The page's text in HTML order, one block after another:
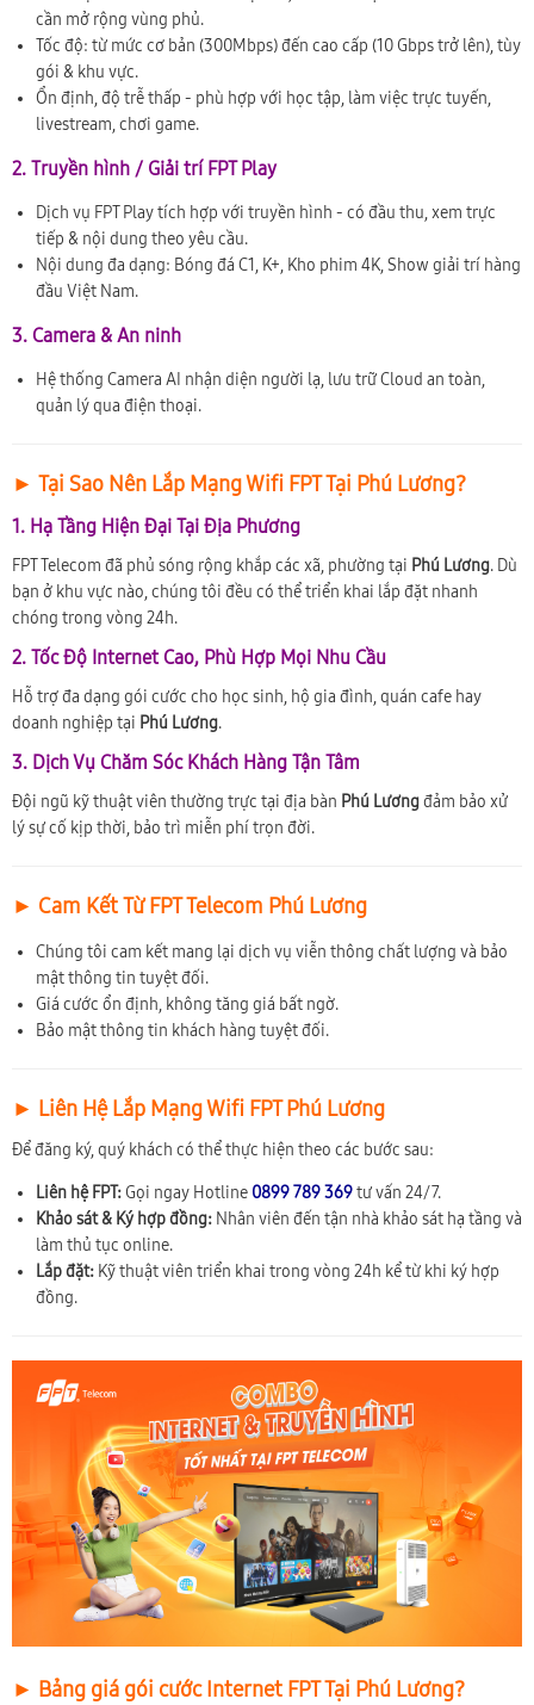
cần mở rộng vùng phủ.
Tốc độ: từ mức cơ bản (300Mbps) đến cao cấp (10 Gbps trở lên), tùy
gói & khu vực.
Ổn định, độ trễ thấp - phù hợp với học tập, làm việc trực tuyến,
livestream, chơi game.
2. Truyền hình / Giải trí FPT Play
Dịch vụ FPT Play tích hợp với truyền hình - có đầu thu, xem trực
tiếp & nội dung theo yêu cầu.
Nội dung đa dạng: Bóng đá C1, K+, Kho phim 4K, Show giải trí hàng
đầu Việt Nam.
3. Camera & An ninh
Hệ thống Camera AI nhận diện người lạ, lưu trữ Cloud an toàn,
quản lý qua điện thoại.
► Tại Sao Nên Lắp Mạng Wifi FPT Tại Phú Lương?
1. Hạ Tầng Hiện Đại Tại Địa Phương
FPT Telecom đã phủ sóng rộng khắp các xã, phường tại Phú Lương. Dù
bạn ở khu vực nào, chúng tôi đều có thể triển khai lắp đặt nhanh
chóng trong vòng 24h.
2. Tốc Độ Internet Cao, Phù Hợp Mọi Nhu Cầu
Hỗ trợ đa dạng gói cước cho học sinh, hộ gia đình, quán cafe hay
doanh nghiệp tại Phú Lương.
3. Dịch Vụ Chăm Sóc Khách Hàng Tận Tâm
Đội ngũ kỹ thuật viên thường trực tại địa bàn Phú Lươngđảm bảo xử
lý sự cố kịp thời, bảo trì miễn phí trọn đời.
► Cam Kết Từ FPT Telecom Phú Lương
Chúng tôi cam kết mang lại dịch vụ viễn thông chất lượng và bảo
mật thông tin tuyệt đối.
Giá cước ổn định, không tăng giá bất ngờ.
Bảo mật thông tin khách hàng tuyệt đối.
► Liên Hệ Lắp Mạng Wifi FPT Phú Lương
Để đăng ký, quý khách có thể thực hiện theo các bước sau:
Liên hệ FPT: Gọi ngay Hotline 0899 789 369tư vấn 24/7.
Khảo sát & Ký hợp đồng: Nhân viên đến tận nhà khảo sát hạ tầng và
làm thủ tục online.
Lắp đặt: Kỹ thuật viên triển khai trong vòng 24h kể từ khi ký hợp
đồng.
► Bảng giá gói cước Internet FPT Tại Phú Lương?